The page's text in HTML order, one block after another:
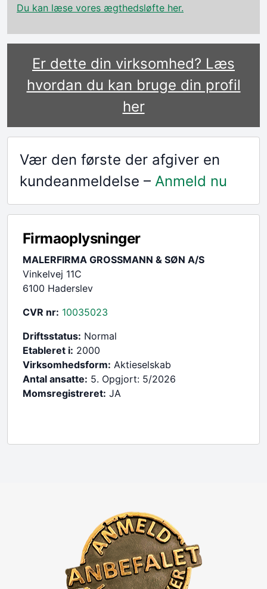
Du kan læse vores ægthedsløfte her.
Er dette din virksomhed? Læs
hvordan du kan bruge din profil
her
Vær den første der afgiver en
kundeanmeldelse – Anmeld nu
Firmaoplysninger
MALERFIRMA GROSSMANN & SØN A/S
Vinkelvej 11C
6100 Haderslev
CVR nr: 10035023
Driftsstatus: Normal
Etableret i: 2000
Virksomhedsform: Aktieselskab
Antal ansatte: 5. Opgjort: 5/2026
Momsregistreret: JA